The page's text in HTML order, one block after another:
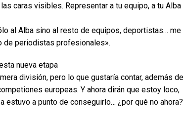
caras visibles. Representar a tu equipo, a tu Alba
al Alba sino al resto de equipos, deportistas… me
de periodistas profesionales».
nueva etapa
división, pero lo que gustaría contar, además de
europeas. Y ahora dirán que estoy loco,
estuvo a punto de conseguirlo… ¿por qué no ahora?